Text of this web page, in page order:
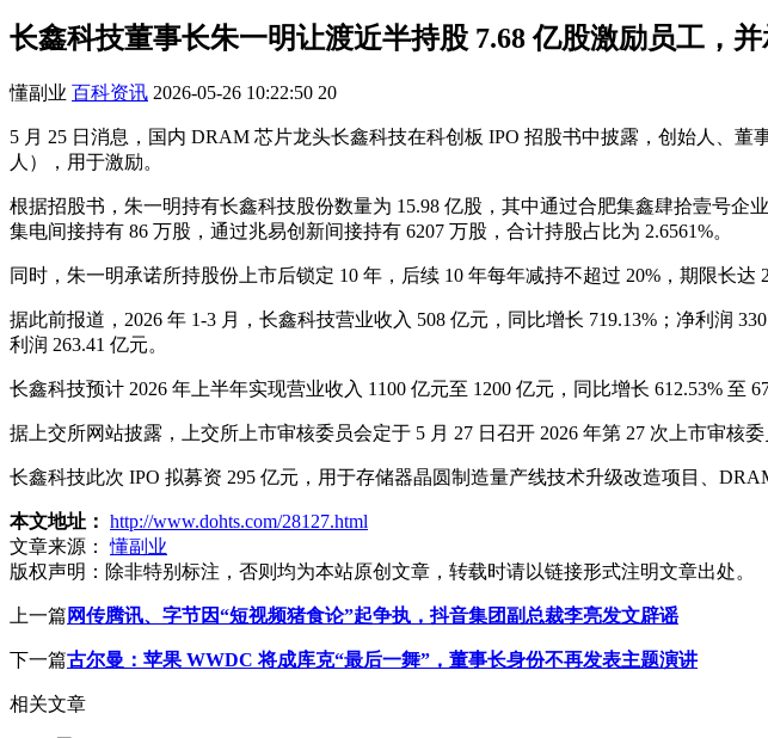
长鑫科技董事长朱一明让渡近半持股 7.68 亿股激励员工，
懂副业 百科资讯 2026-05-26 10:22:50 20
5 月 25 日消息，国内 DRAM 芯片龙头长鑫科技在科创板 IPO 招股书中披露，创始人、
人），用于激励。
根据招股书，朱一明持有长鑫科技股份数量为 15.98 亿股，其中通过合肥集鑫肆拾壹号
集电间接持有 86 万股，通过兆易创新间接持有 6207 万股，合计持股占比为 2.6561%。
同时，朱一明承诺所持股份上市后锁定 10 年，后续 10 年每年减持不超过 20%，期限长达
据此前报道，2026 年 1-3 月，长鑫科技营业收入 508 亿元，同比增长 719.13%；净利润
利润 263.41 亿元。
长鑫科技预计 2026 年上半年实现营业收入 1100 亿元至 1200 亿元，同比增长 612.53% 至
据上交所网站披露，上交所上市审核委员会定于 5 月 27 日召开 2026 年第 27 次上市审核
长鑫科技此次 IPO 拟募资 295 亿元，用于存储器晶圆制造量产线技术升级改造项目、
本文地址： http://www.dohts.com/28127.html
文章来源：
懂副业
版权声明： 除非特别标注，否则均为本站原创文章，转载时请以链接形式注明文章出处。
上一篇 网传腾讯、字节因“短视频猪食论”起争执，抖音集团副总裁李亮发文辟谣
下一篇古尔曼：苹果 WWDC 将成库克“最后一舞”，董事长身份不再发表主题演讲
相关文章